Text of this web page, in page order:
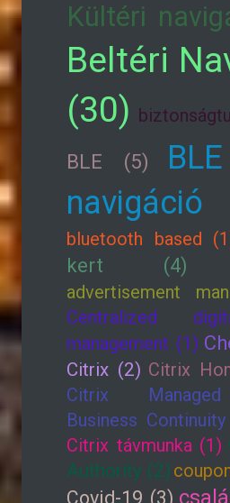
Kültéri
Beltéri
(30)
BLE (5)
bluetooth based
kert (4)
advertisement
Centralized
management (1)
Citrix (2) Citrix
Citrix
Business
Citrix távmunka (1)
Authority (2)
Covid-19 (3)